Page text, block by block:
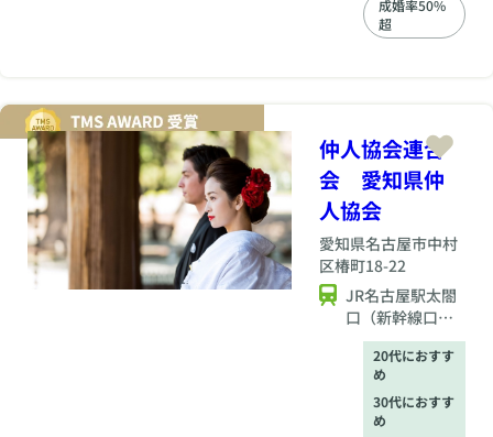
実さでしっかりサポ
ートします。
成婚率50%
超
仲人協会連合
会 愛知県仲
人協会
愛知県名古屋市中村
区椿町18-22
JR名古屋駅太閤
口（新幹線口）
から徒歩2分
20代におすす
め
30代におすす
め